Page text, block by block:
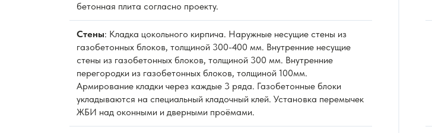
бетонная плита согласно проекту.
Стены: Кладка цокольного кирпича. Наружные несущие стены из
газобетонных блоков, толщиной 300-400 мм. Внутренние несущие
стены из газобетонных блоков, толщиной 300 мм. Внутренние
перегородки из газобетонных блоков, толщиной 100мм.
Армирование кладки через каждые 3 ряда. Газобетонные блоки
укладываются на специальный кладочный клей. Установка перемычек
ЖБИ над оконными и дверными проёмами.